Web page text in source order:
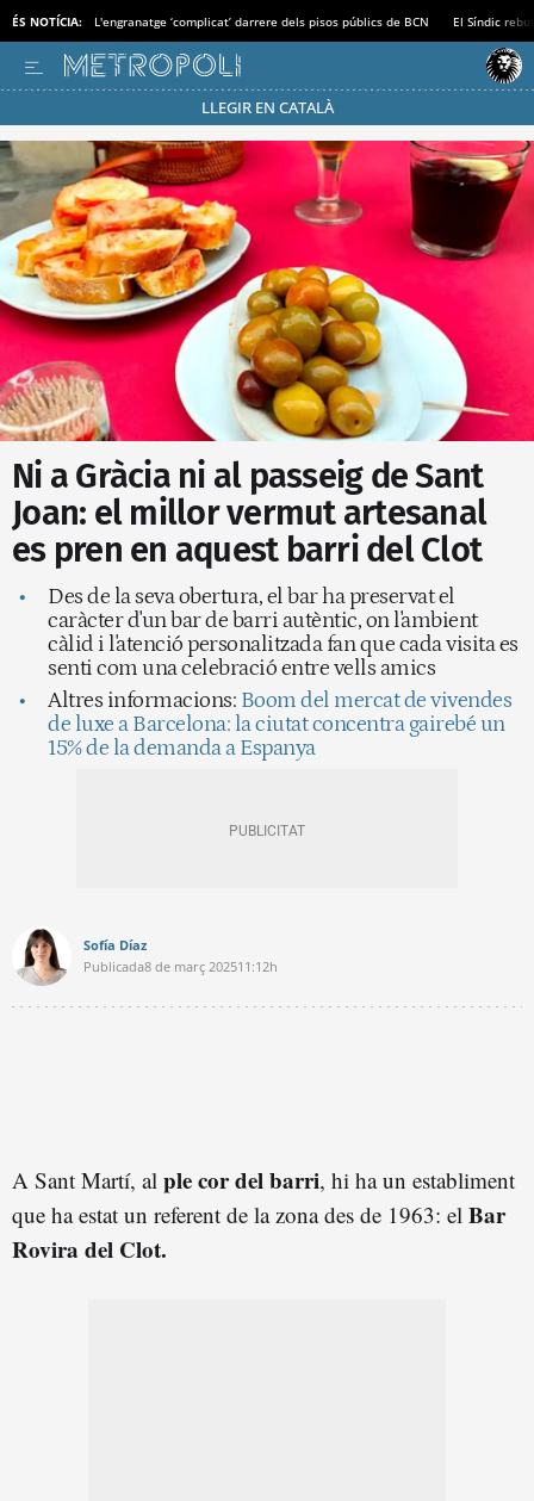
ÉS NOTÍCIA: L'engranatge ‘complicat’ darrere dels pisos públics de BCN El Síndic
LLEGIR EN CATALÀ
Passa’t al mode estalvi
Ni a Gràcia ni al passeig de Sant
Joan: el millor vermut artesanal
es pren en aquest barri del Clot
Des de la seva obertura, el bar ha preservat el
caràcter d'un bar de barri autèntic, on l'ambient
càlid i l'atenció personalitzada fan que cada visita es
senti com una celebració entre vells amics
Altres informacions: Boom del mercat de vivendes
de luxe a Barcelona: la ciutat concentra gairebé un
15% de la demanda a Espanya
Sofía Díaz
Publicada8 de març 202511:12h
A Sant Martí, al ple cor del barri, hi ha un establiment
que ha estat un referent de la zona des de 1963: el Bar
Rovira del Clot.